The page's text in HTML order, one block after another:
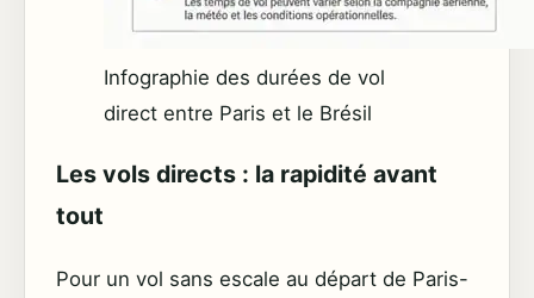
Infographie des durées de vol
direct entre Paris et le Brésil
Les vols directs : la rapidité avant
tout
Pour un vol sans escale au départ de Paris-